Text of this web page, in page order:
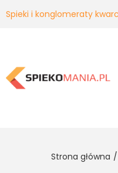
Spieki i konglomeraty
Strona główna /